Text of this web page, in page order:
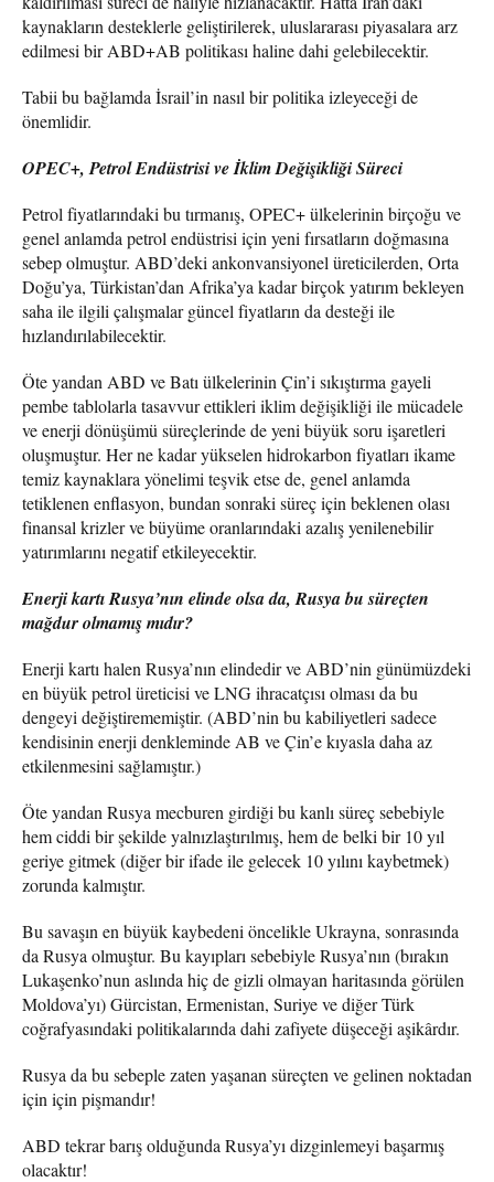
kaynakların desteklerle geliştirilerek, uluslararası piyasalara arz
edilmesi bir ABD+AB politikası haline dahi gelebilecektir.
Tabii bu bağlamda İsrail’in nasıl bir politika izleyeceği de
önemlidir.
OPEC+, Petrol Endüstrisi ve İklim Değişikliği Süreci
Petrol fiyatlarındaki bu tırmanış, OPEC+ ülkelerinin birçoğu ve
genel anlamda petrol endüstrisi için yeni fırsatların doğmasına
sebep olmuştur. ABD’deki ankonvansiyonel üreticilerden, Orta
Doğu’ya, Türkistan’dan Afrika’ya kadar birçok yatırım bekleyen
saha ile ilgili çalışmalar güncel fiyatların da desteği ile
hızlandırılabilecektir.
Öte yandan ABD ve Batı ülkelerinin Çin’i sıkıştırma gayeli
pembe tablolarla tasavvur ettikleri iklim değişikliği ile mücadele
ve enerji dönüşümü süreçlerinde de yeni büyük soru işaretleri
oluşmuştur. Her ne kadar yükselen hidrokarbon fiyatları ikame
temiz kaynaklara yönelimi teşvik etse de, genel anlamda
tetiklenen enflasyon, bundan sonraki süreç için beklenen olası
finansal krizler ve büyüme oranlarındaki azalış yenilenebilir
yatırımlarını negatif etkileyecektir.
Enerji kartı Rusya’nın elinde olsa da, Rusya bu süreçten
mağdur olmamış mıdır?
Enerji kartı halen Rusya’nın elindedir ve ABD’nin günümüzdeki
en büyük petrol üreticisi ve LNG ihracatçısı olması da bu
dengeyi değiştirememiştir. (ABD’nin bu kabiliyetleri sadece
kendisinin enerji denkleminde AB ve Çin’e kıyasla daha az
etkilenmesini sağlamıştır.)
Öte yandan Rusya mecburen girdiği bu kanlı süreç sebebiyle
hem ciddi bir şekilde yalnızlaştırılmış, hem de belki bir 10 yıl
geriye gitmek (diğer bir ifade ile gelecek 10 yılını kaybetmek)
zorunda kalmıştır.
Bu savaşın en büyük kaybedeni öncelikle Ukrayna, sonrasında
da Rusya olmuştur. Bu kayıpları sebebiyle Rusya’nın (bırakın
Lukaşenko’nun aslında hiç de gizli olmayan haritasında görülen
Moldova’yı) Gürcistan, Ermenistan, Suriye ve diğer Türk
coğrafyasındaki politikalarında dahi zafiyete düşeceği aşikârdır.
Rusya da bu sebeple zaten yaşanan süreçten ve gelinen noktadan
için için pişmandır!
ABD tekrar barış olduğunda Rusya’yı dizginlemeyi başarmış
olacaktır!